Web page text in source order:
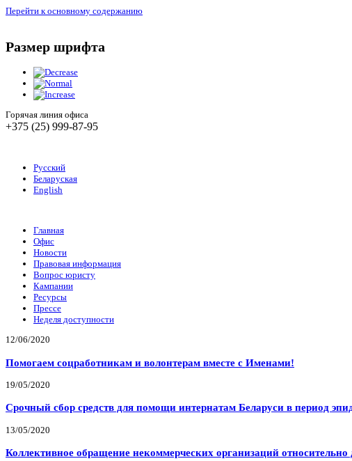
Перейти к основному содержанию
Размер шрифта
Горячая линия офиса
+375 (25) 999-87-95
Русский
Беларуская
English
Главная
Офис
Новости
Правовая информация
Вопрос юристу
Кампании
Ресурсы
Прессе
Неделя доступности
12/06/2020
Помогаем соцработникам и волонтерам вместе с Именами!
19/05/2020
Срочный сбор средств для помощи интернатам Беларуси в период
13/05/2020
Коллективное обращение некоммерческих организаций